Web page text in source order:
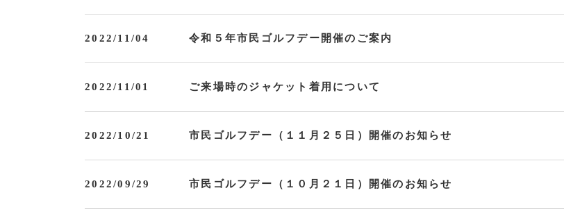
2022/11/04 令和５年市民ゴルフデー開催のご案内
2022/11/01 ご来場時のジャケット着用について
2022/10/21 市民ゴルフデー（１１月２５日）開催のお知らせ
2022/09/29 市民ゴルフデー（１０月２１日）開催のお知らせ